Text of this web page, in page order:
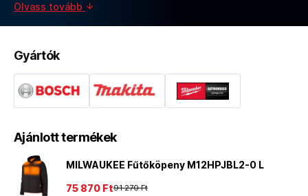
Olvass tovább
Gyártók
Ajánlott termékek
MILWAUKEE Fűtőköpeny M12HPJBL2-0 L
91 270 Ft
75 870 Ft